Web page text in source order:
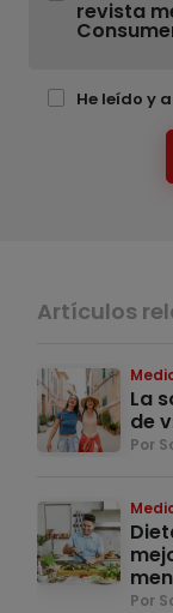
revista
He leído y
Artículos
La
de
Por
Por